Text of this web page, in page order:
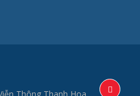
Thông Thanh Hoa